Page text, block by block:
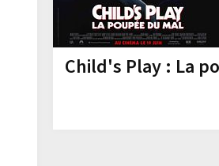
Child's Play : La